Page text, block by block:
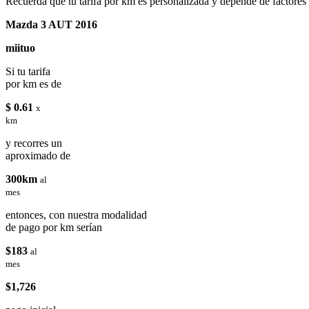
Mazda 3 AUT 2016
miituo
Si tu tarifa
por km es de
$ 0.61 x
km
y recorres un
aproximado de
300km al
mes
entonces, con nuestra modalidad
de pago por km serían
$183 al
mes
$1,726